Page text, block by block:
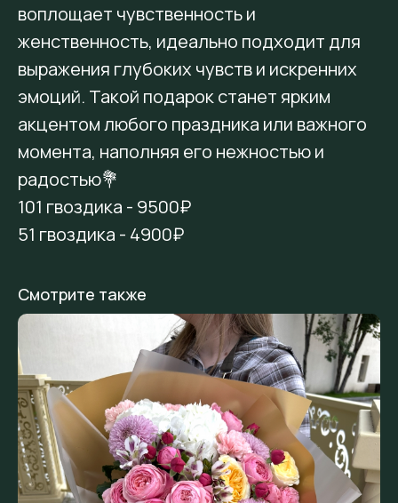
воплощает чувственность и
женственность, идеально подходит для
выражения глубоких чувств и искренних
эмоций. Такой подарок станет ярким
акцентом любого праздника или важного
момента, наполняя его нежностью и
радостью💐
101 гвоздика - 9500₽
51 гвоздика - 4900₽
Смотрите также